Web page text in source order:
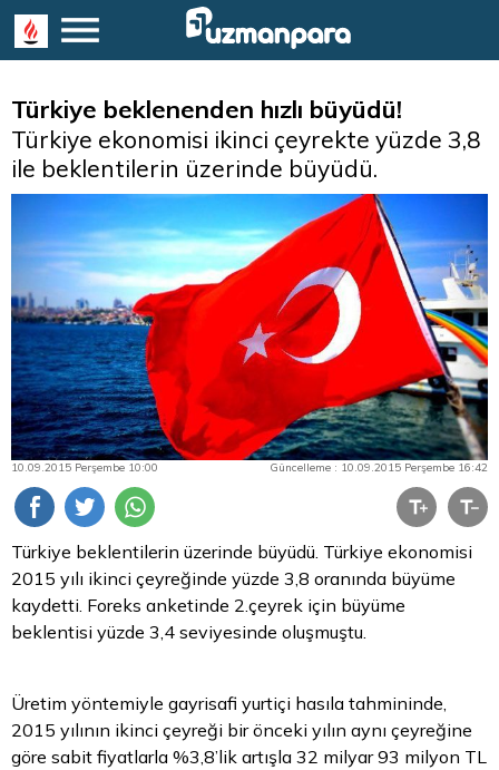
Türkiye beklenenden hızlı büyüdü!
Türkiye ekonomisi ikinci çeyrekte yüzde 3,8
ile beklentilerin üzerinde büyüdü.
10.09.2015 Perşembe 10:00 Güncelleme : 10.09.2015 Perşembe 16:42
Türkiye beklentilerin üzerinde büyüdü. Türkiye ekonomisi
2015 yılı ikinci çeyreğinde yüzde 3,8 oranında büyüme
kaydetti. Foreks anketinde 2.çeyrek için büyüme
beklentisi yüzde 3,4 seviyesinde oluşmuştu.
Üretim yöntemiyle gayrisafi yurtiçi hasıla tahmininde,
2015 yılının ikinci çeyreği bir önceki yılın aynı çeyreğine
göre sabit fiyatlarla %3,8’lik artışla 32 milyar 93 milyon TL